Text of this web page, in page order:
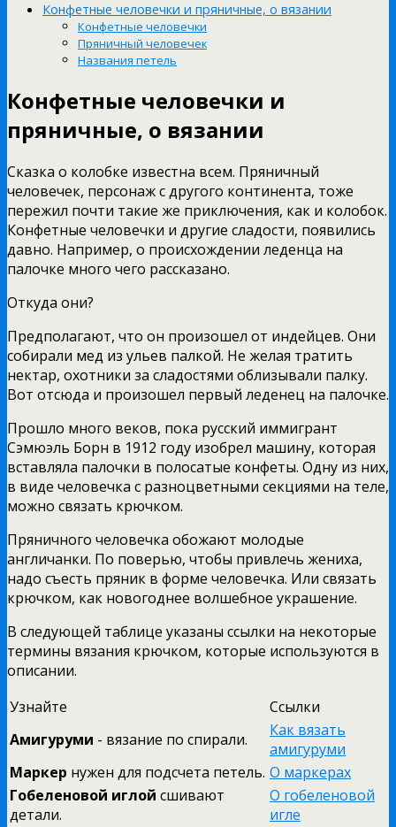
Конфетные человечки и пряничные, о вязании
Конфетные человечки
Пряничный человечек
Названия петель
Конфетные человечки и
пряничные, о вязании
Сказка о колобке известна всем. Пряничный
человечек, персонаж с другого континента, тоже
пережил почти такие же приключения, как и колобок.
Конфетные человечки и другие сладости, появились
давно. Например, о происхождении леденца на
палочке много чего рассказано.
Откуда они?
Предполагают, что он произошел от индейцев. Они
собирали мед из ульев палкой. Не желая тратить
нектар, охотники за сладостями облизывали палку.
Вот отсюда и произошел первый леденец на палочке.
Прошло много веков, пока русский иммигрант
Сэмюэль Борн в 1912 году изобрел машину, которая
вставляла палочки в полосатые конфеты. Одну из них,
в виде человечка с разноцветными секциями на теле,
можно связать крючком.
Пряничного человечка обожают молодые
англичанки. По поверью, чтобы привлечь жениха,
надо съесть пряник в форме человечка. Или связать
крючком, как новогоднее волшебное украшение.
В следующей таблице указаны ссылки на некоторые
термины вязания крючком, которые используются в
описании.
Узнайте
Ссылки
Амигуруми - вязание по спирали.
Как вязать
амигуруми
Маркер нужен для подсчета петель. О маркерах
Гобеленовой иглой сшивают
детали.
О гобеленовой
игле